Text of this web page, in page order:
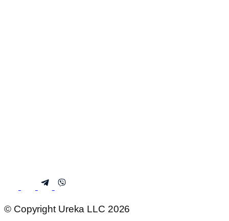
© Copyright Ureka LLC 2026